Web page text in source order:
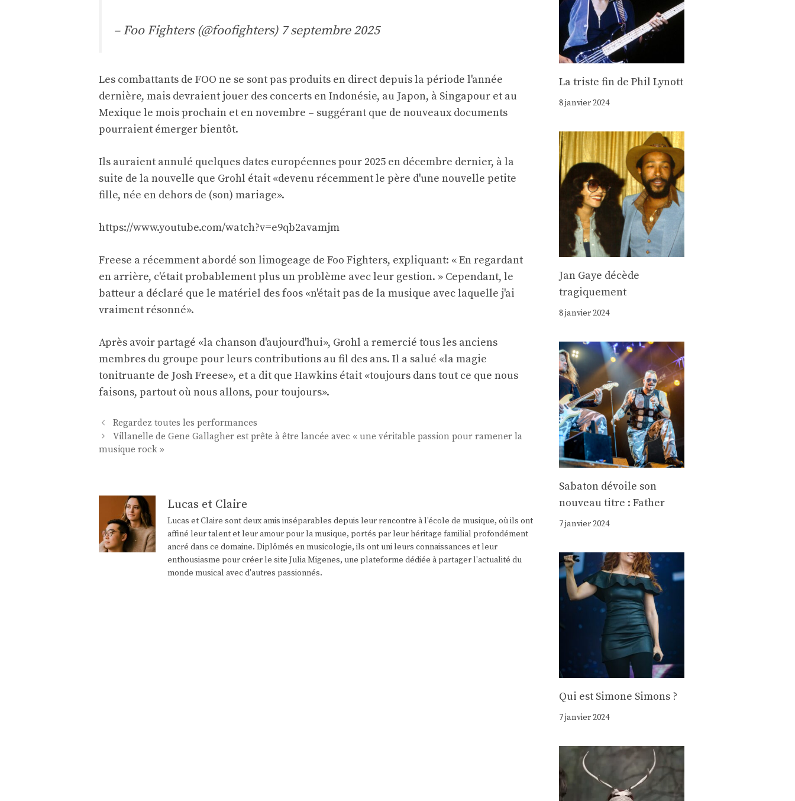
– Foo Fighters (@foofighters) 7 septembre 2025
Les combattants de FOO ne se sont pas produits en direct depuis la période l'année
dernière, mais devraient jouer des concerts en Indonésie, au Japon, à Singapour et au
Mexique le mois prochain et en novembre – suggérant que de nouveaux documents
pourraient émerger bientôt.
Ils auraient annulé quelques dates européennes pour 2025 en décembre dernier, à la
suite de la nouvelle que Grohl était «devenu récemment le père d'une nouvelle petite
fille, née en dehors de (son) mariage».
https://www.youtube.com/watch?v=e9qb2avamjm
Freese a récemment abordé son limogeage de Foo Fighters, expliquant: « En regardant
en arrière, c'était probablement plus un problème avec leur gestion. » Cependant, le
batteur a déclaré que le matériel des foos «n'était pas de la musique avec laquelle j'ai
vraiment résonné».
Après avoir partagé «la chanson d'aujourd'hui», Grohl a remercié tous les anciens
membres du groupe pour leurs contributions au fil des ans. Il a salué «la magie
tonitruante de Josh Freese», et a dit que Hawkins était «toujours dans tout ce que nous
faisons, partout où nous allons, pour toujours».
Navigation
des
articles
Regardez toutes les performances
Villanelle de Gene Gallagher est prête à être lancée avec « une véritable passion pour ramener la
musique rock »
Lucas et Claire
Lucas et Claire sont deux amis inséparables depuis leur rencontre à l'école de musique, où ils ont
affiné leur talent et leur amour pour la musique, portés par leur héritage familial profondément
ancré dans ce domaine. Diplômés en musicologie, ils ont uni leurs connaissances et leur
enthousiasme pour créer le site Julia Migenes, une plateforme dédiée à partager l'actualité du
monde musical avec d'autres passionnés.
La triste fin de Phil Lynott
8 janvier 2024
Jan Gaye décède
tragiquement
8 janvier 2024
Sabaton dévoile son
nouveau titre : Father
7 janvier 2024
Qui est Simone Simons ?
7 janvier 2024